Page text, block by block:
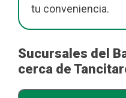
tu conveniencia.
Sucursales del
cerca de